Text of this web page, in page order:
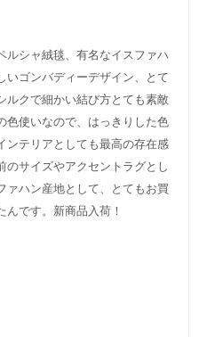
ルシャ絨毯、有名なイスファハ
いゴンバディーデザイン、とて
ルクで細かい結び方とても素敵
色使いなので、はっきりした色
ンテリアとしても最高の存在感
のサイズやアクセントラグとし
ァハン産地として、とてもお買
んです。新商品入荷！